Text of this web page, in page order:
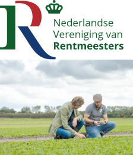
De NVR van nu
Profiel van de landelijke
Professionele
doorgaans lid van de